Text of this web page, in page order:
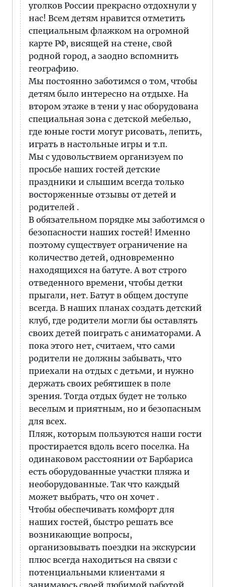
уголков России прекрасно отдохнули у
нас! Всем детям нравится отметить
специальным флажком на огромной
карте РФ, висящей на стене, свой
родной город, а заодно вспомнить
географию.
Мы постоянно заботимся о том, чтобы
детям было интересно на отдыхе. На
втором этаже в тени у нас оборудована
специальная зона с детской мебелью,
где юные гости могут рисовать, лепить,
играть в настольные игры и т.п.
Мы с удовольствием организуем по
просьбе наших гостей детские
праздники и слышим всегда только
восторженные отзывы от детей и
родителей .
В обязательном порядке мы заботимся о
безопасности наших гостей! Именно
поэтому существует ограничение на
количество детей, одновременно
находящихся на батуте. А вот строго
отведенного времени, чтобы детки
прыгали, нет. Батут в общем доступе
всегда. В наших планах создать детский
клуб, где родители могли бы оставлять
своих детей поиграть с аниматорами. А
пока этого нет, считаем, что сами
родители не должны забывать, что
приехали на отдых с детьми, и нужно
держать своих ребятишек в поле
зрения. Тогда отдых будет не только
веселым и приятным, но и безопасным
для всех.
Пляж, которым пользуются наши гости
простирается вдоль всего поселка. На
одинаковом расстоянии от Барбариса
есть оборудованные участки пляжа и
необорудованные. Так что каждый
может выбрать, что он хочет .
Чтобы обеспечивать комфорт для
наших гостей, быстро решать все
возникающие вопросы,
организовывать поездки на экскурсии
плюс всегда находиться на связи с
потенциальными клиентами я
занимаюсь своей любимой работой